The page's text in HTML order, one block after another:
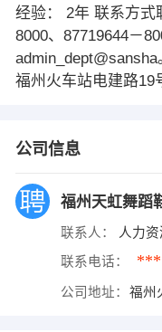
经验： 2年 联系方式
8000、87719644－
admin_dept@sansha
福州火车站电建路19
公司信息
福州天虹舞蹈
联系人： 人力
联系电话：
公司地址： 福州